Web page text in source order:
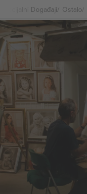
Specijalni Događaji Ostalo